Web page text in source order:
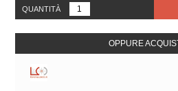
QUANTITÀ
OPPURE